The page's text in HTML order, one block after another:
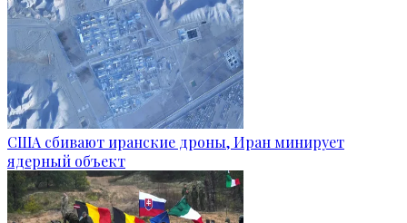
США сбивают иранские дроны, Иран минирует
ядерный объект